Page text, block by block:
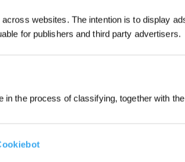
websites. The intention is to display
for publishers and third party advertisers.
the process of classifying, together with
Ce modèle phare de notre